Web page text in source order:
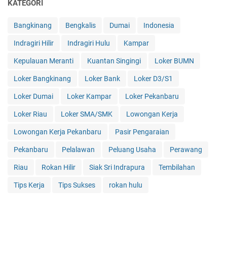
KATEGORI
Bangkinang Bengkalis Dumai Indonesia
Indragiri Hilir Indragiri Hulu Kampar
Kepulauan Meranti Kuantan Singingi Loker BUMN
Loker Bangkinang Loker Bank Loker D3/S1
Loker Dumai Loker Kampar Loker Pekanbaru
Loker Riau Loker SMA/SMK Lowongan Kerja
Lowongan Kerja Pekanbaru Pasir Pengaraian
Pekanbaru Pelalawan Peluang Usaha Perawang
Riau Rokan Hilir Siak Sri Indrapura Tembilahan
Tips Kerja Tips Sukses rokan hulu